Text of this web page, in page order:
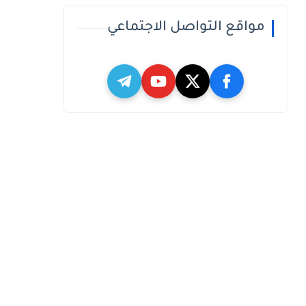
مواقع التواصل الاجتماعي